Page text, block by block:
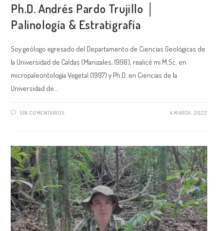
Ph.D. Andrés Pardo Trujillo │
Palinología & Estratigrafía
Soy geólogo egresado del Departamento de Ciencias Geológicas de
la Universidad de Caldas (Manizales, 1998), realicé mi M.Sc. en
micropaleontología Vegetal (1997) y Ph.D. en Ciencias de la
Universidad de…
SIN COMENTARIOS 4 MARCH, 2022